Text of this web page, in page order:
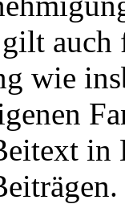
auch
wie
in